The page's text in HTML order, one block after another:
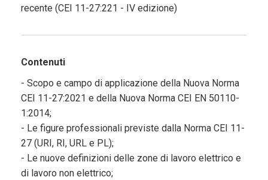
recente (CEI 11-27:221 - IV edizione)
Contenuti
- Scopo e campo di applicazione della Nuova Norma
CEI 11-27:2021 e della Nuova Norma CEI EN 50110-
1:2014;
- Le figure professionali previste dalla Norma CEI 11-
27 (URI, RI, URL e PL);
- Le nuove definizioni delle zone di lavoro elettrico e
di lavoro non elettrico;